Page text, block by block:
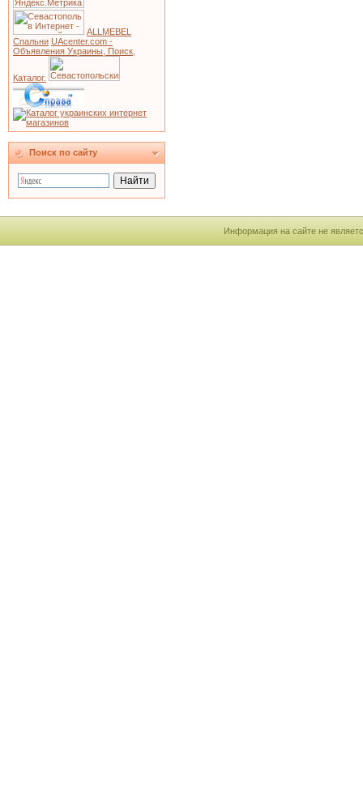
ALLMEBEL
Спальни UAcenter.com -
Объявления Украины, Поиск,
Каталог.
Поиск по сайту
Информация на сайте не